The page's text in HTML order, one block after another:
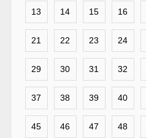
13 14 15 16
21 22 23 24
29 30 31 32
37 38 39 40
45 46 47 48